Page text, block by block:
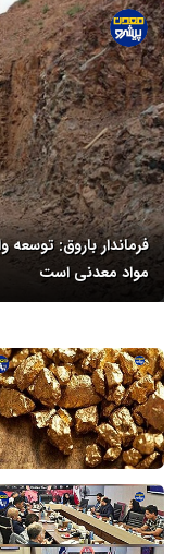
تعطیلی واحدهای ذوب،
پایگاه اطلاع رسانی
پایگاه اطلاع رسانی